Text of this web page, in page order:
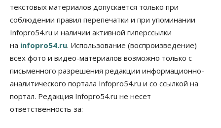
Жители Новосибирска смогут добровольно
повысить свою пенсию
07 Августа 2026, 11:30
Общество
Деньгами будут распоряжаться дети: в десяти
школах Новосибирской области введут
инициативное бюджетирование
07 Августа 2026, 11:00
текстовых материалов допускается только при
соблюдении правил перепечатки и при упоминании
Infopro54.ru и наличии активной гиперссылки
на infopro54.ru. Использование (воспроизведение)
всех фото и видео-материалов возможно только с
письменного разрешения редакции информационно-
аналитического портала Infopro54.ru и со ссылкой на
портал. Редакция Infopro54.ru не несет
ответственность за: